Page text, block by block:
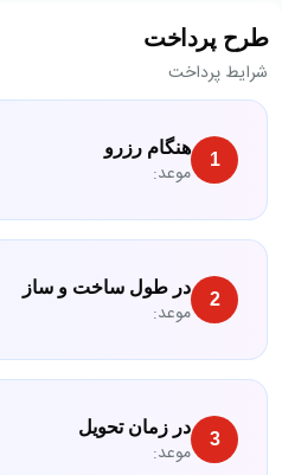
طرح پرداخت
شرایط پرداخت
‎1‎
هنگام رزرو
موعد:
‎2‎
در طول ساخت و ساز
موعد:
‎3‎
در زمان تحویل
موعد: